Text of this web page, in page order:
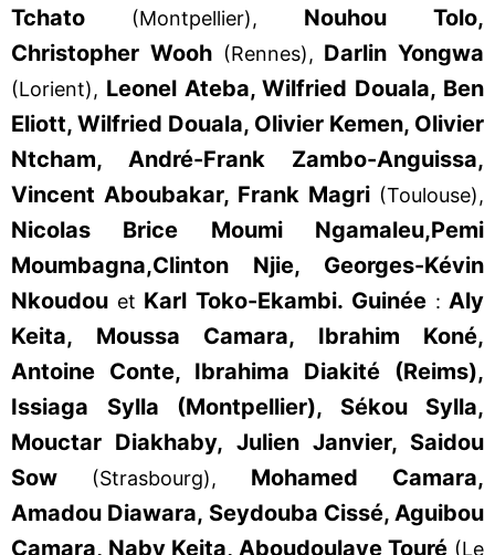
Tchato (Montpellier), Nouhou Tolo,
Christopher Wooh(Rennes), Darlin Yongwa
(Lorient), Leonel Ateba, Wilfried Douala, Ben
Eliott, Wilfried Douala, Olivier Kemen, Olivier
Ntcham, André-Frank Zambo-Anguissa,
Vincent Aboubakar, Frank Magri (Toulouse),
Nicolas Brice Moumi Ngamaleu,Pemi
Moumbagna,Clinton Njie, Georges-Kévin
Nkoudou et Karl Toko-Ekambi. Guinée : Aly
Keita, Moussa Camara, Ibrahim Koné,
Antoine Conte, Ibrahima Diakité (Reims),
Issiaga Sylla (Montpellier), Sékou Sylla,
Mouctar Diakhaby, Julien Janvier, Saidou
Sow (Strasbourg), Mohamed Camara,
Amadou Diawara, Seydouba Cissé, Aguibou
Camara, Naby Keita, Aboudoulaye Touré (Le